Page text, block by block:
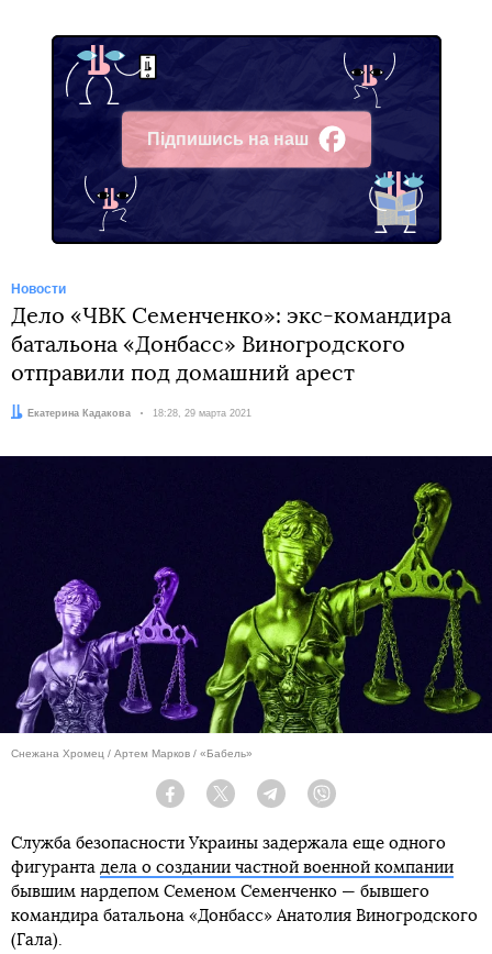
Підпишись на наш
Facebook
Новости
Дело «ЧВК Семенченко»: экс-командира
батальона «Донбасс» Виногродского
отправили под домашний арест
Автор:Екатерина Кадакова Дата:
18:28, 29 марта 2021
Снежана Хромец / Артем Марков / «Бабель»
Facebook Twitter Telegram
Служба безопасности Украины задержала еще одного
фигуранта дела о создании частной военной компании
бывшим нардепом Семеном Семенченко — бывшего
командира батальона «Донбасс» Анатолия Виногродского
(Гала).